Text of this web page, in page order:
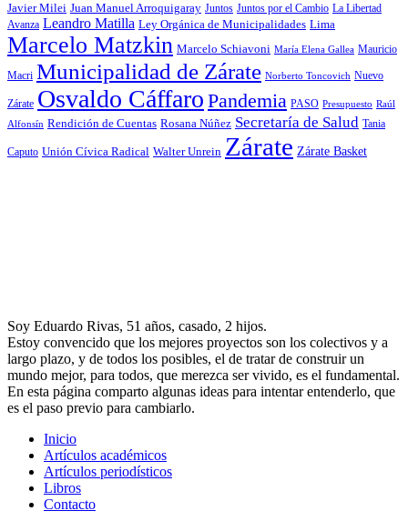
Javier Milei Juan Manuel Arroquigaray Juntos Juntos por el Cambio La Libertad
Avanza Leandro Matilla Ley Orgánica de Municipalidades Lima
Marcelo Matzkin Marcelo Schiavoni María Elena Gallea Mauricio
Macri Municipalidad de Zárate Norberto Toncovich Nuevo
Zárate Osvaldo Cáffaro Pandemia PASO Presupuesto Raúl
Alfonsín Rendición de Cuentas Rosana Núñez Secretaría de Salud Tania
Caputo Unión Cívica Radical Walter Unrein Zárate Zárate Basket
Soy Eduardo Rivas, 51 años, casado, 2 hijos.
Estoy convencido que los mejores proyectos son los colectivos y a
largo plazo, y de todos los posibles, el de tratar de construir un
mundo mejor, para todos, que merezca ser vivido, es el fundamental.
En esta página comparto algunas ideas para intentar entenderlo, que
es el paso previo para cambiarlo.
Inicio
Artículos académicos
Artículos periodísticos
Libros
Contacto